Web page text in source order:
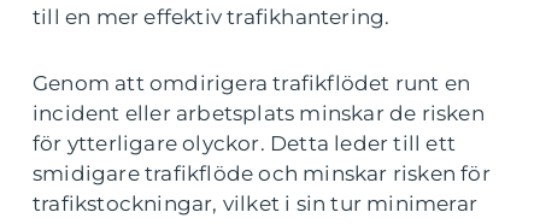
till en mer effektiv trafikhantering.
Genom att omdirigera trafikflödet runt en
incident eller arbetsplats minskar de risken
för ytterligare olyckor. Detta leder till ett
smidigare trafikflöde och minskar risken för
trafikstockningar, vilket i sin tur minimerar